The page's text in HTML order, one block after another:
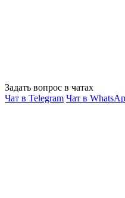
Задать вопрос в чатах
Чат в Telegram Чат в